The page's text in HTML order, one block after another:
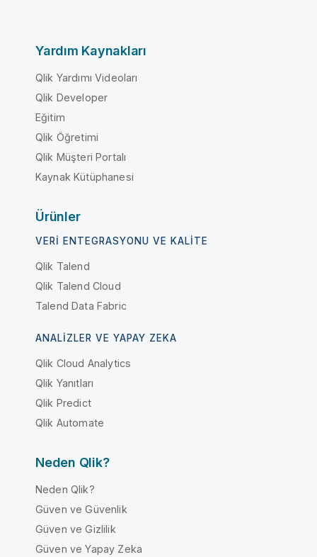
Yardım Kaynakları
Qlik Yardımı Videoları
Qlik Developer
Eğitim
Qlik Öğretimi
Qlik Müşteri Portalı
Kaynak Kütüphanesi
Ürünler
VERI ENTEGRASYONU VE KALITE
Qlik Talend
Qlik Talend Cloud
Talend Data Fabric
ANALIZLER VE YAPAY ZEKA
Qlik Cloud Analytics
Qlik Yanıtları
Qlik Predict
Qlik Automate
Neden Qlik?
Neden Qlik?
Güven ve Güvenlik
Güven ve Gizlilik
Güven ve Yapay Zeka